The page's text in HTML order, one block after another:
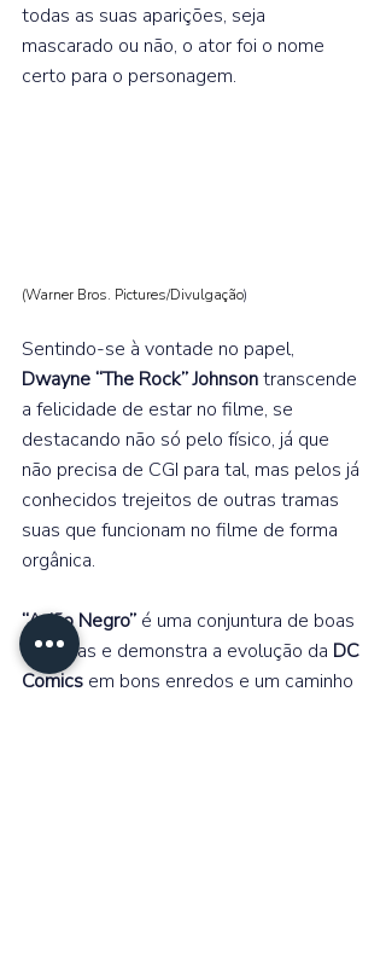
todas as suas aparições, seja
mascarado ou não, o ator foi o nome
certo para o personagem.
(Warner Bros. Pictures/Divulgação)
Sentindo-se à vontade no papel,
Dwayne “The Rock” Johnson transcende
a felicidade de estar no filme, se
destacando não só pelo físico, já que
não precisa de CGI para tal, mas pelos já
conhecidos trejeitos de outras tramas
suas que funcionam no filme de forma
orgânica.⁣
“Adão Negro” é uma conjuntura de boas
escolhas e demonstra a evolução da DC
Comics em bons enredos e um caminho